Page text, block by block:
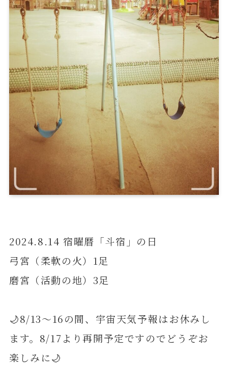
2024.8.14 宿曜暦「斗宿」の日
弓宮（柔軟の火）1足
磨宮（活動の地）3足
🌙8/13～16の間、宇宙天気予報はお休みし
ます。8/17より再開予定ですのでどうぞお
楽しみに🌙